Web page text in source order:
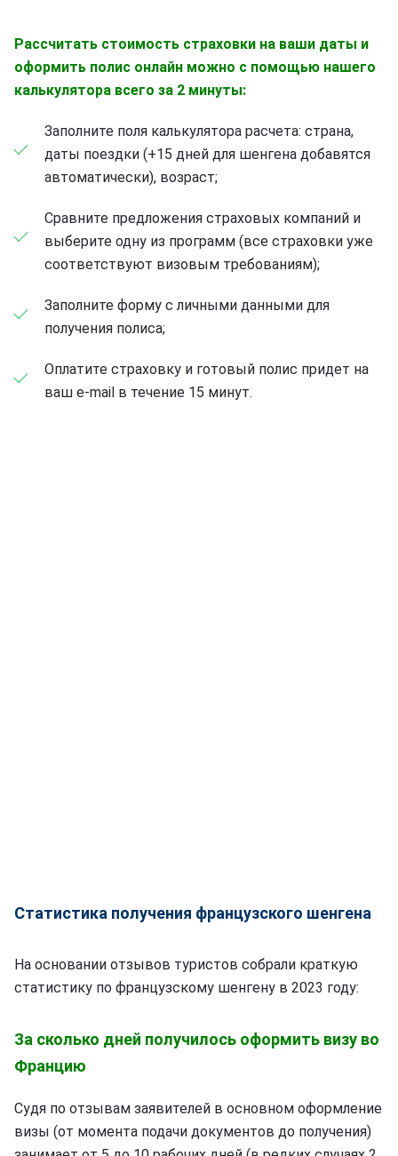
Рассчитать стоимость страховки на ваши даты и
оформить полис онлайн можно с помощью нашего
калькулятора всего за 2 минуты:
Заполните поля калькулятора расчета: страна,
даты поездки (+15 дней для шенгена добавятся
автоматически), возраст;
Сравните предложения страховых компаний и
выберите одну из программ (все страховки уже
соответствуют визовым требованиям);
Заполните форму с личными данными для
получения полиса;
Оплатите страховку и готовый полис придет на
ваш e-mail в течение 15 минут.
Статистика получения французского шенгена
На основании отзывов туристов собрали краткую
статистику по французскому шенгену в 2023 году:
За сколько дней получилось оформить визу во
Францию
Судя по отзывам заявителей в основном оформление
визы (от момента подачи документов до получения)